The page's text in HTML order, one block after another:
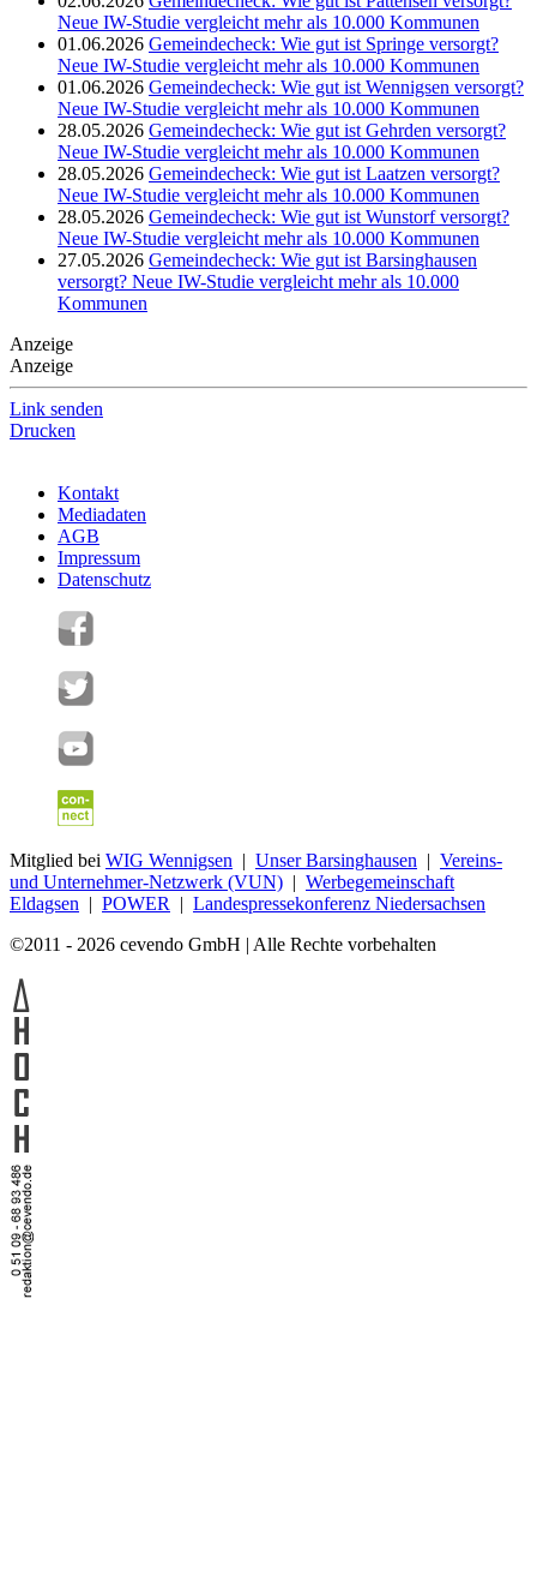
Neue IW-Studie vergleicht mehr als 10.000 Kommunen
01.06.2026 Gemeindecheck: Wie gut ist Springe versorgt?
Neue IW-Studie vergleicht mehr als 10.000 Kommunen
01.06.2026 Gemeindecheck: Wie gut ist Wennigsen versorgt?
Neue IW-Studie vergleicht mehr als 10.000 Kommunen
28.05.2026 Gemeindecheck: Wie gut ist Gehrden versorgt?
Neue IW-Studie vergleicht mehr als 10.000 Kommunen
28.05.2026 Gemeindecheck: Wie gut ist Laatzen versorgt?
Neue IW-Studie vergleicht mehr als 10.000 Kommunen
28.05.2026 Gemeindecheck: Wie gut ist Wunstorf versorgt?
Neue IW-Studie vergleicht mehr als 10.000 Kommunen
27.05.2026 Gemeindecheck: Wie gut ist Barsinghausen
versorgt? Neue IW-Studie vergleicht mehr als 10.000
Kommunen
Anzeige
Anzeige
Link senden
Drucken
Kontakt
Mediadaten
AGB
Impressum
Datenschutz
Mitglied bei WIG Wennigsen | Unser Barsinghausen | Vereins-
und Unternehmer-Netzwerk (VUN) | Werbegemeinschaft
Eldagsen | POWER | Landespressekonferenz Niedersachsen
©2011 - 2026 cevendo GmbH | Alle Rechte vorbehalten